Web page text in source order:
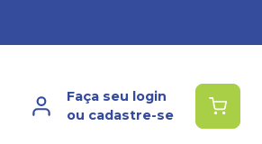
Faça seu login
ou cadastre-se